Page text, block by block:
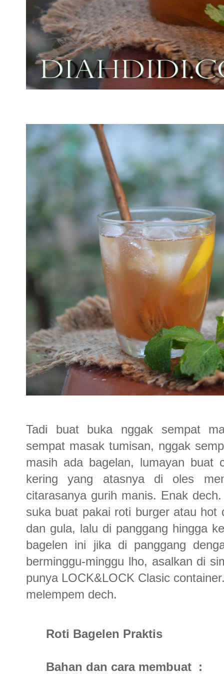
Tadi buat buka nggak sempat
sempat masak tumisan, nggak
masih ada bagelan, lumayan buat
kering yang atasnya di oles
citarasanya gurih manis. Enak
suka buat pakai roti burger atau hot
dan gula, lalu di panggang hingga
bagelen ini jika di panggang
berminggu-minggu lho, asalkan di
punya LOCK&LOCK Clasic
melempem dech.
Roti Bagelen Praktis
Bahan dan cara membuat :